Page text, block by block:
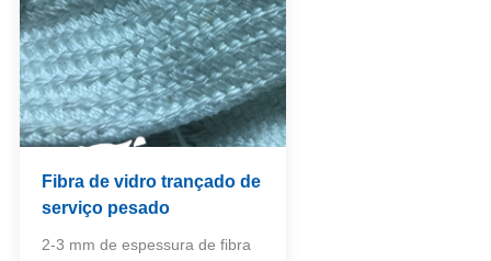
Fibra de vidro trançado de
serviço pesado
2-3 mm de espessura de fibra